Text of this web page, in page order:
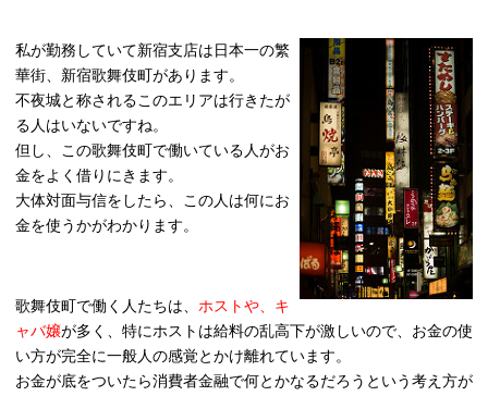
私が勤務していて新宿支店は日本一の繁
華街、新宿歌舞伎町があります。
不夜城と称されるこのエリアは行きたが
る人はいないですね。
但し、この歌舞伎町で働いている人がお
金をよく借りにきます。
大体対面与信をしたら、この人は何にお
金を使うかがわかります。
歌舞伎町で働く人たちは、 ホストや、キ
ャバ嬢が多く、特にホストは給料の乱高下が激しいので、お金の使
い方が完全に一般人の感覚とかけ離れています。
お金が底をついたら消費者金融で何とかなるだろうという考え方が